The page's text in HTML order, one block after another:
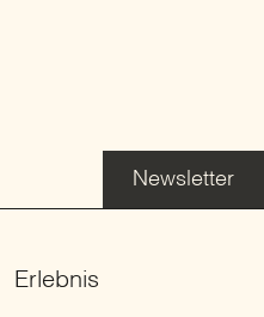
Newsletter
Erlebnis